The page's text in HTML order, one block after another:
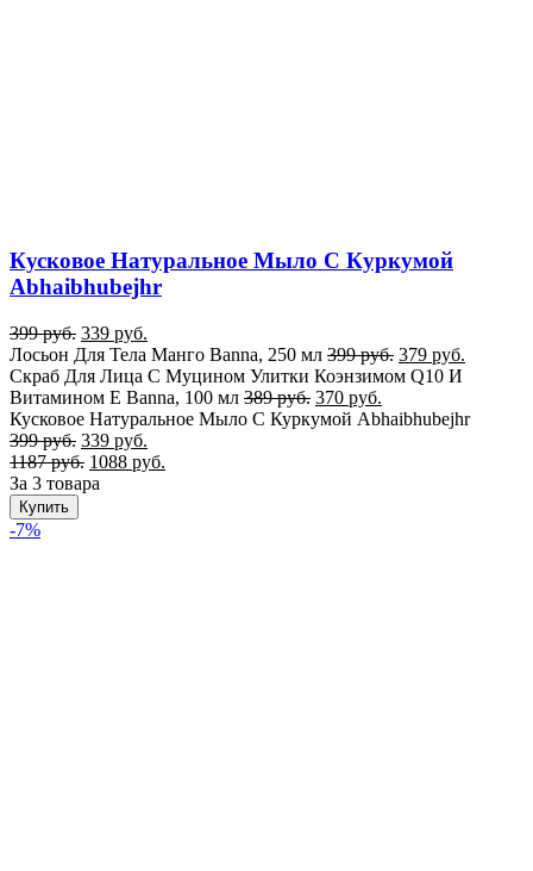
Кусковое Натуральное Мыло С Куркумой
Abhaibhubejhr
399руб. 339 руб.
Лосьон Для Тела Манго Banna, 250 мл 399руб. 379 руб.
Cкраб Для Лица С Муцином Улитки Коэнзимом Q10 И
Витамином E Banna, 100 мл 389руб. 370 руб.
Кусковое Натуральное Мыло С Куркумой Abhaibhubejhr
399руб. 339 руб.
1187руб. 1088 руб.
За 3 товара
Купить
-7%